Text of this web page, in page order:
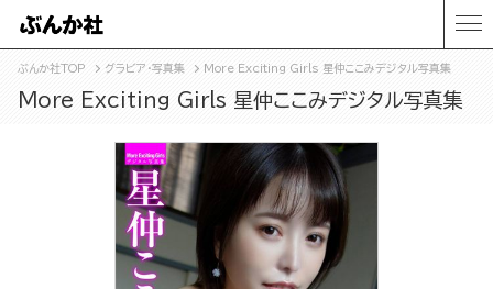
ぶんか社TOP グラビア・写真集 More Exciting Girls 星仲ここみデジタル写真集
More Exciting Girls 星仲ここみデジタル写真集